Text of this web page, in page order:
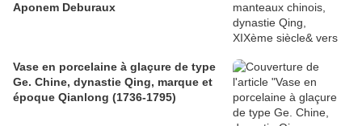
Aponem Deburaux
Vase en porcelaine à glaçure de type
Ge. Chine, dynastie Qing, marque et
époque Qianlong (1736-1795)